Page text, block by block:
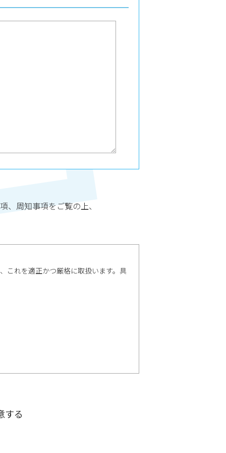
、周知事項をご覧の上、
これを適正かつ厳格に取扱います。具
する